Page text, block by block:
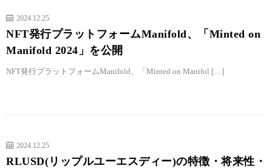
2024.12.25
NFT発行プラットフォームManifold、「Minted on
Manifold 2024」を公開
NFT発行プラットフォームManifold、「Minted on Manifol […]
2024.12.25
RLUSD(リップルユーエスディー)の特徴・将来性・